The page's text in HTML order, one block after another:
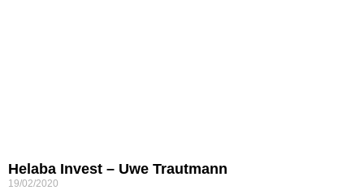
Helaba Invest – Uwe Trautmann
19/02/2020